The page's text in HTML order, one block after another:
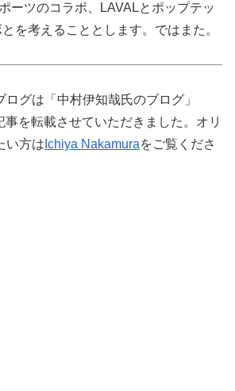
ーツのコラボ、LAVALとポップテッ
を考えることとします。ではまた。
グは「中村伊知哉氏のブログ」
を転載させていただきました。オリ
い方は Ichiya Nakamuraをご覧くださ